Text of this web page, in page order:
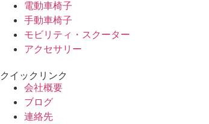
電動車椅子
手動車椅子
モビリティ・スクーター
アクセサリー
クイックリンク
会社概要
ブログ
連絡先